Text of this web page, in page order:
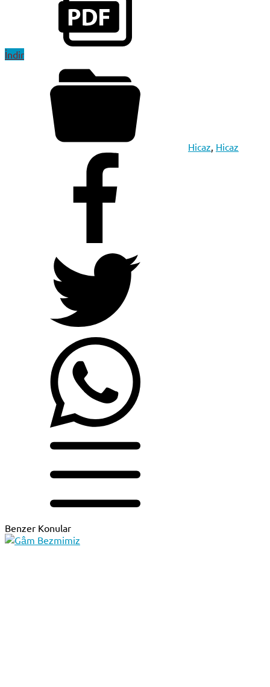
İndir
Hicaz Hicaz
Benzer Konular